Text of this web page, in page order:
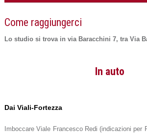
Come raggiungerci
Lo studio si trova in via Baracchini 7, tra Via
In auto
Dai Viali-Fortezza
Imboccare Viale Francesco Redi (indicazioni per